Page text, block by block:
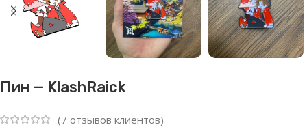
Пин — KlashRaick
(7 отзывов клиентов)